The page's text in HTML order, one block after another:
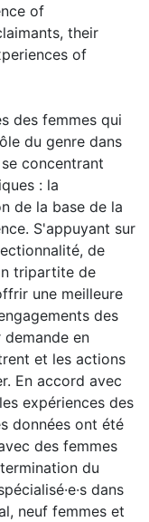
of
their
of
des femmes qui
du genre dans
concentrant
: la
de la base de la
S'appuyant sur
de
tripartite de
une meilleure
des
en
et les actions
En accord avec
expériences des
données ont été
des femmes
du
dans
neuf femmes et